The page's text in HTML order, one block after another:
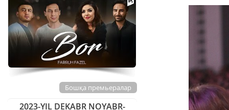
Бошқа премьералар
2023-YIL DEKABR NOYABR-